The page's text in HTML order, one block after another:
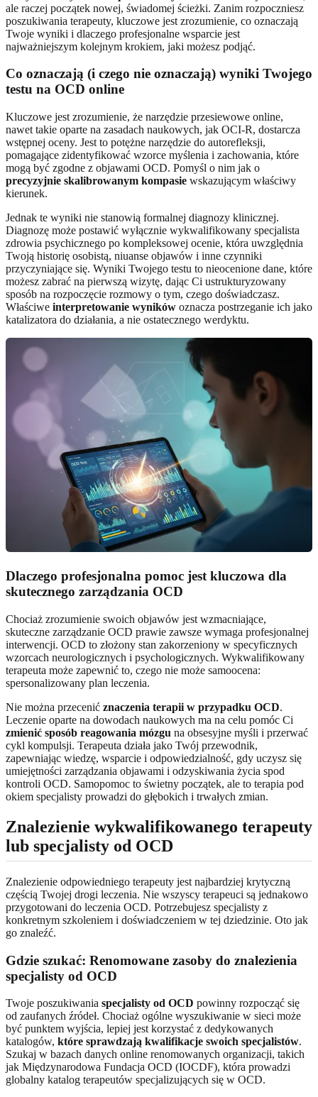
ale raczej początek nowej, świadomej ścieżki. Zanim rozpoczniesz
poszukiwania terapeuty, kluczowe jest zrozumienie, co oznaczają
Twoje wyniki i dlaczego profesjonalne wsparcie jest
najważniejszym kolejnym krokiem, jaki możesz podjąć.
Co oznaczają (i czego nie oznaczają) wyniki Twojego
testu na OCD online
Kluczowe jest zrozumienie, że narzędzie przesiewowe online,
nawet takie oparte na zasadach naukowych, jak OCI-R, dostarcza
wstępnej oceny. Jest to potężne narzędzie do autorefleksji,
pomagające zidentyfikować wzorce myślenia i zachowania, które
mogą być zgodne z objawami OCD. Pomyśl o nim jak o
precyzyjnie skalibrowanym kompasie wskazującym właściwy
kierunek.
Jednak te wyniki nie stanowią formalnej diagnozy klinicznej.
Diagnozę może postawić wyłącznie wykwalifikowany specjalista
zdrowia psychicznego po kompleksowej ocenie, która uwzględnia
Twoją historię osobistą, niuanse objawów i inne czynniki
przyczyniające się. Wyniki Twojego testu to nieocenione dane, które
możesz zabrać na pierwszą wizytę, dając Ci ustrukturyzowany
sposób na rozpoczęcie rozmowy o tym, czego doświadczasz.
Właściwe interpretowanie wyników oznacza postrzeganie ich jako
katalizatora do działania, a nie ostatecznego werdyktu.
Dlaczego profesjonalna pomoc jest kluczowa dla
skutecznego zarządzania OCD
Chociaż zrozumienie swoich objawów jest wzmacniające,
skuteczne zarządzanie OCD prawie zawsze wymaga profesjonalnej
interwencji. OCD to złożony stan zakorzeniony w specyficznych
wzorcach neurologicznych i psychologicznych. Wykwalifikowany
terapeuta może zapewnić to, czego nie może samoocena:
spersonalizowany plan leczenia.
Nie można przecenić znaczenia terapii w przypadku OCD.
Leczenie oparte na dowodach naukowych ma na celu pomóc Ci
zmienić sposób reagowania mózgu na obsesyjne myśli i przerwać
cykl kompulsji. Terapeuta działa jako Twój przewodnik,
zapewniając wiedzę, wsparcie i odpowiedzialność, gdy uczysz się
umiejętności zarządzania objawami i odzyskiwania życia spod
kontroli OCD. Samopomoc to świetny początek, ale to terapia pod
okiem specjalisty prowadzi do głębokich i trwałych zmian.
Znalezienie wykwalifikowanego terapeuty
lub specjalisty od OCD
Znalezienie odpowiedniego terapeuty jest najbardziej krytyczną
częścią Twojej drogi leczenia. Nie wszyscy terapeuci są jednakowo
przygotowani do leczenia OCD. Potrzebujesz specjalisty z
konkretnym szkoleniem i doświadczeniem w tej dziedzinie. Oto jak
go znaleźć.
Gdzie szukać: Renomowane zasoby do znalezienia
specjalisty od OCD
Twoje poszukiwania specjalisty od OCD powinny rozpocząć się
od zaufanych źródeł. Chociaż ogólne wyszukiwanie w sieci może
być punktem wyjścia, lepiej jest korzystać z dedykowanych
katalogów, które sprawdzają kwalifikacje swoich specjalistów.
Szukaj w bazach danych online renomowanych organizacji, takich
jak Międzynarodowa Fundacja OCD (IOCDF), która prowadzi
globalny katalog terapeutów specjalizujących się w OCD.